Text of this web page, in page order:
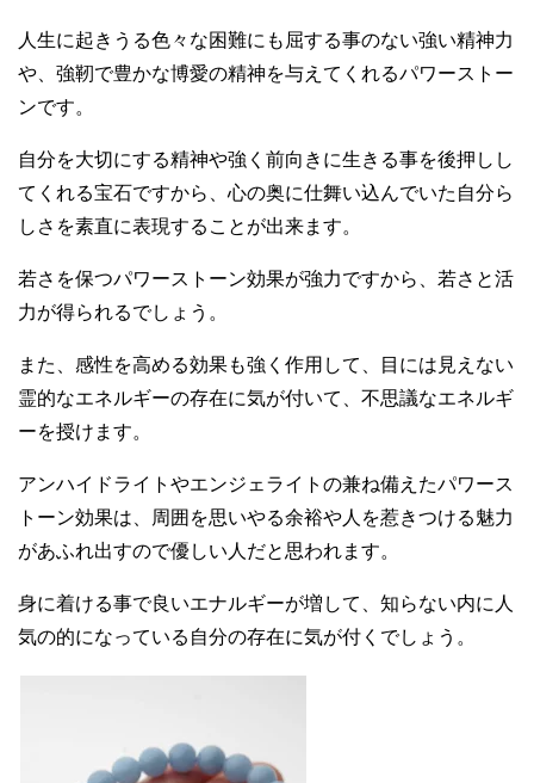
人生に起きうる色々な困難にも屈する事のない強い精神力
や、強靭で豊かな博愛の精神を与えてくれるパワーストー
ンです。
自分を大切にする精神や強く前向きに生きる事を後押しし
てくれる宝石ですから、心の奥に仕舞い込んでいた自分ら
しさを素直に表現することが出来ます。
若さを保つパワーストーン効果が強力ですから、若さと活
力が得られるでしょう。
また、感性を高める効果も強く作用して、目には見えない
霊的なエネルギーの存在に気が付いて、不思議なエネルギ
ーを授けます。
アンハイドライトやエンジェライトの兼ね備えたパワース
トーン効果は、周囲を思いやる余裕や人を惹きつける魅力
があふれ出すので優しい人だと思われます。
身に着ける事で良いエナルギーが増して、知らない内に人
気の的になっている自分の存在に気が付くでしょう。